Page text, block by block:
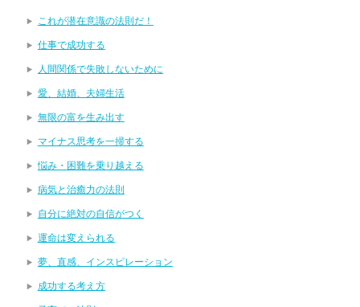
これが潜在意識の法則だ！
仕事で成功する
人間関係で失敗しないために
愛、結婚、夫婦生活
無限の富を生み出す
マイナス思考を一掃する
悩み・困難を乗り越える
病気と治癒力の法則
自分に絶対の自信がつく
運命は変えられる
夢、直感、インスピレーション
成功する考え方